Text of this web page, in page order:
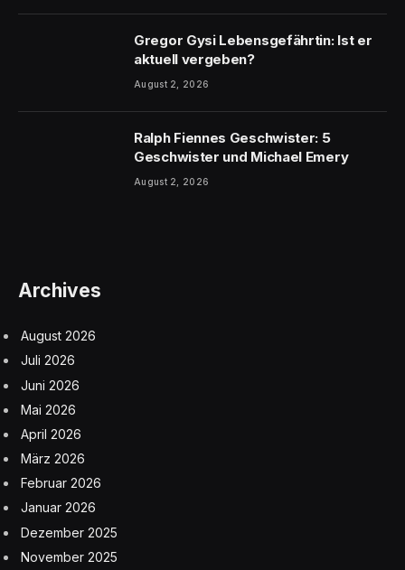
Gregor Gysi Lebensgefährtin: Ist er
aktuell vergeben?
August 2, 2026
Ralph Fiennes Geschwister: 5
Geschwister und Michael Emery
August 2, 2026
Archives
August 2026
Juli 2026
Juni 2026
Mai 2026
April 2026
März 2026
Februar 2026
Januar 2026
Dezember 2025
November 2025